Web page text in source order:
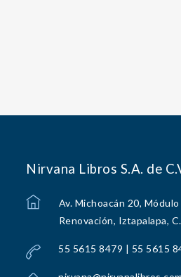
Nirvana Libros S.A. de
Av. Michoacán 20,
Renovación, Iztapalapa,
55 5615 8479 | 55 5615